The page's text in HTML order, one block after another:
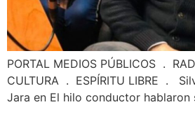
PORTAL MEDIOS PÚBLICOS .
CULTURA . ESPÍRITU LIBRE .
Jara en El hilo conductor hablaron